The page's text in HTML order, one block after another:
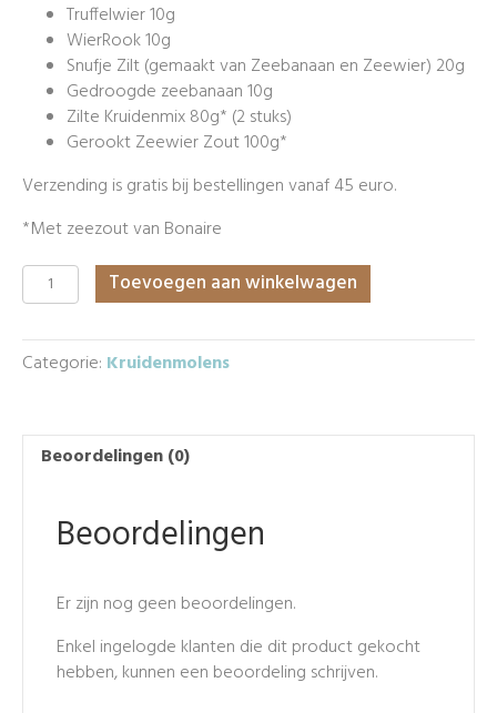
Truffelwier 10g
WierRook 10g
Snufje Zilt (gemaakt van Zeebanaan en Zeewier) 20g
Gedroogde zeebanaan 10g
Zilte Kruidenmix 80g* (2 stuks)
Gerookt Zeewier Zout 100g*
Verzending is gratis bij bestellingen vanaf 45 euro.
*Met zeezout van Bonaire
Zilte
Kruidenpakket
aantal
Toevoegen aan winkelwagen
Categorie: Kruidenmolens
Beoordelingen (0)
Beoordelingen
Er zijn nog geen beoordelingen.
Enkel ingelogde klanten die dit product gekocht
hebben, kunnen een beoordeling schrijven.